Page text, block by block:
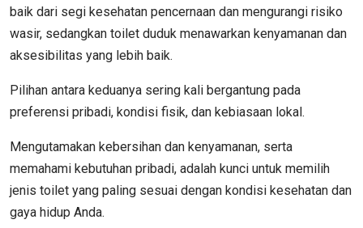
baik dari segi kesehatan pencernaan dan mengurangi risiko
wasir, sedangkan toilet duduk menawarkan kenyamanan dan
aksesibilitas yang lebih baik.
Pilihan antara keduanya sering kali bergantung pada
preferensi pribadi, kondisi fisik, dan kebiasaan lokal.
Mengutamakan kebersihan dan kenyamanan, serta
memahami kebutuhan pribadi, adalah kunci untuk memilih
jenis toilet yang paling sesuai dengan kondisi kesehatan dan
gaya hidup Anda.